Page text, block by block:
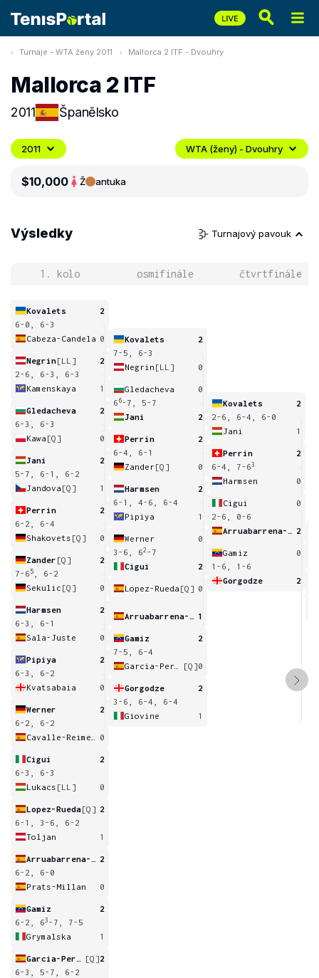
Turnaje - WTA ženy 2011 Mallorca 2 ITF - Dvouhry
Mallorca 2 ITF
2011 Španělsko
2011 WTA (ženy) - Dvouhry
$10,000 Ž antuka
Výsledky Turnajový pavouk
1. kolo osmifinále čtvrtfinále
Kovalets
2
6-0, 6-3
Cabeza-Candela 0
Negrin[LL]
2
2-6, 6-3, 6-3
Kamenskaya
1
Gledacheva
2
6-3, 6-3
Kawa [Q] 0
Jani
2
5-7, 6-1, 6-2
Jandova [Q] 1
Perrin
2
6-2, 6-4
Shakovets [Q] 0
Zander [Q]
2
7-6 5
, 6-2
Sekulic [Q] 0
Harmsen
2
6-3, 6-1
Sala-Juste
0
Pipiya
2
6-3, 6-2
Kvatsabaia
0
Werner
2
6-2, 6-2
0
Cigui
2
6-3, 6-3
Lukacs [LL] 0
Lopez-Rueda[Q] 2
6-1, 3-6, 6-2
Toljan
1
2
6-2, 6-0
Prats-Millan
0
Gamiz
2
6-2, 63 -7, 7-5
Grymalska
1
[Q]2
6-3, 5-7, 6-2
Kovalets
2
7-5, 6-3
Negrin [LL] 0
Gledacheva
0
6 6-7, 5-7
Jani
2
Perrin
2
6-4, 6-1
Zander[Q] 0
Harmsen
2
6-1, 4-6, 6-4
Pipiya
1
Werner
0
3-6, 62 -7
Cigui
2
Lopez-Rueda [Q] 0
1
Gamiz
2
7-5, 6-4
[Q]0
Gorgodze
2
3-6, 6-4, 6-4
Giovine
1
Kovalets
2
2-6, 6-4, 6-0
Jani
1
Perrin
2
6-4, 7-63
Harmsen 0
Cigui
0
2-6, 0-6
2
Gamiz
0
1-6, 1-6
Gorgodze
2